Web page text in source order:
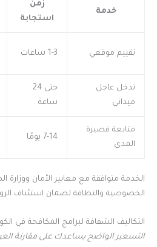
خدمة
زمن
استجابة
تقييم موقعي 1-3 ساعات
تدخل عاجل
ميداني
حتى 24
ساعة
متابعة قصيرة
المدى
7-14 يومًا
الخدمة متوافقة مع معايير الأمان ووزارة
الخصوصية والنظافة لضمان استئناف
التكاليف الشفافة لبرامج المكافحة في
التسعير الواضح يساعدك على مقارنة